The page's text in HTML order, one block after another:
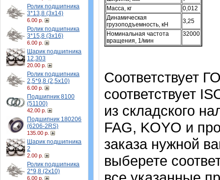
Ролик подшипника
3*13,8 (3х14)
6.00 р.
Ролик подшипника
3*15,8 (3х16)
6.00 р.
Шарик подшипника
12,303
20.00 р.
Ролик подшипника
2,5*9,8 (2,5х10)
6.00 р.
Подшипник 8100
(51100)
42.00 р.
Подшипник 180206
(6206-2RS)
135.00 р.
Шарик подшипника
2
2.00 р.
Ролик подшипника
2*9,8 (2х10)
6.00 р.
Масса, кг
0,012
Динамическая
грузоподъемность, кН
3,25
Номинальная частота
вращения, 1/мин
32000
Соответствует
соответствует
из складского
FAG, KOYO и
заказа нужной
выберете